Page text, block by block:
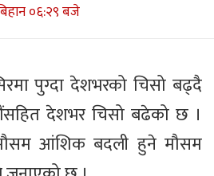
०६:२९ बजे
पुग्दा देशभरको चिसो बढ्दै
देशभर चिसो बढेको छ ।
मौसम आंशिक बदली हुने मौसम